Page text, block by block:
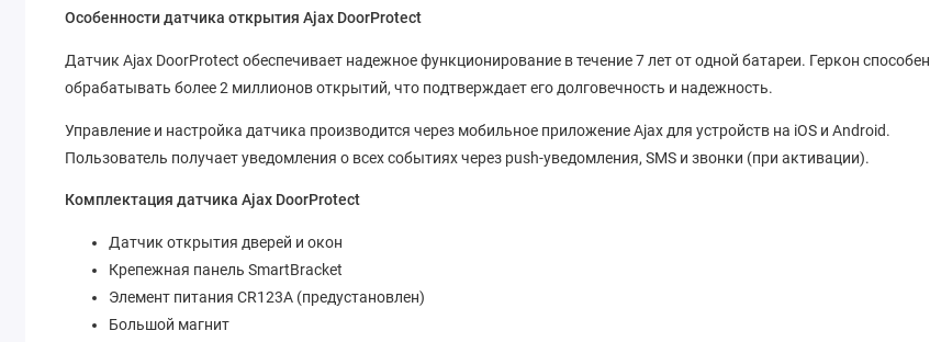
Особенности датчика открытия Ajax DoorProtect
Датчик Ajax DoorProtect обеспечивает надежное функционирование в течение 7 лет от одной батареи. Геркон способен
обрабатывать более 2 миллионов открытий, что подтверждает его долговечность и надежность.
Управление и настройка датчика производится через мобильное приложение Ajax для устройств на iOS и Android.
Пользователь получает уведомления о всех событиях через push-уведомления, SMS и звонки (при активации).
Комплектация датчика Ajax DoorProtect
Датчик открытия дверей и окон
Крепежная панель SmartBracket
Элемент питания CR123A (предустановлен)
Большой магнит